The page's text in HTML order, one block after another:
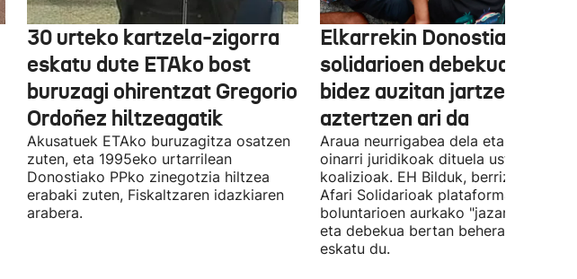
30 urteko kartzela-zigorra
eskatu dute ETAko bost
buruzagi ohirentzat Gregorio
Ordoñez hiltzeagatik
Akusatuek ETAko buruzagitza osatzen
zuten, eta 1995eko urtarrilean
Donostiako PPko zinegotzia hiltzea
erabaki zuten, Fiskaltzaren idazkiaren
arabera.
Elkarrekin Donostia afari
solidarioen debekua
bidez auzitan jartzea
aztertzen ari da
Araua neurrigabea dela eta
oinarri juridikoak dituela uste du
koalizioak. EH Bilduk, berriz, Kaleko
Afari Solidarioak plataformako
boluntarioen aurkako "jazarpena"
eta debekua bertan behera uzteko
eskatu du.